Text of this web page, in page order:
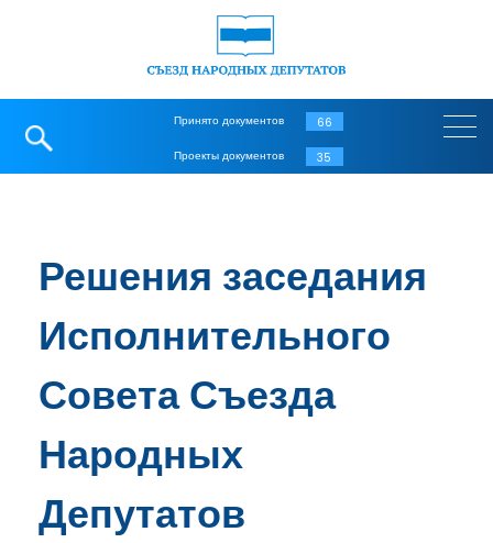
Принято документов 66
Проекты документов 35
Решения заседания
Исполнительного
Совета Съезда
Народных
Депутатов